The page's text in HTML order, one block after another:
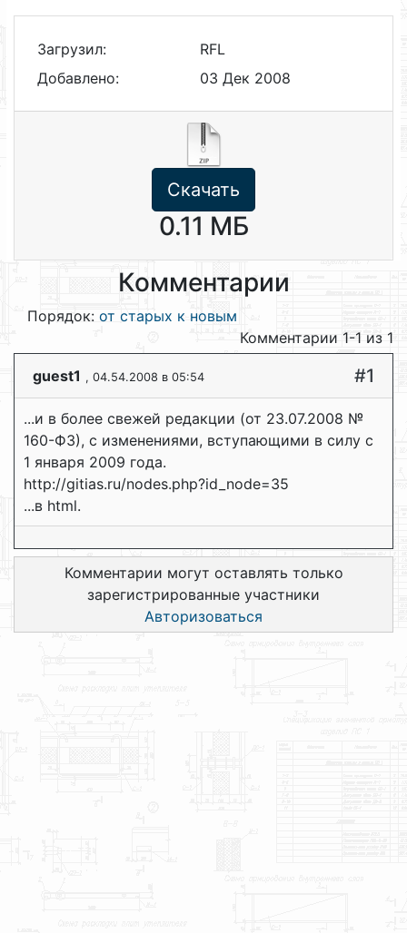
Загрузил:
RFL
Добавлено:
03 Дек 2008
Скачать
0.11 МБ
Комментарии
Порядок: от старых к новым
Комментарии 1-1 из 1
guest1 , 04.54.2008 в 05:54 #1
...и в более свежей редакции (от 23.07.2008 №
160-ФЗ), с изменениями, вступающими в силу с
1 января 2009 года.
http://gitias.ru/nodes.php?id_node=35
...в html.
Комментарии могут оставлять только
зарегистрированные участники
Авторизоваться